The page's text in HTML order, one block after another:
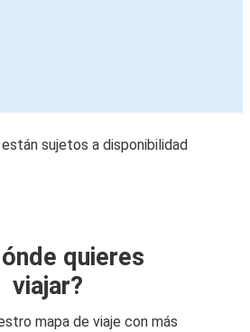
sujetos a disponibilidad
quieres
viajar?
mapa de viaje con más